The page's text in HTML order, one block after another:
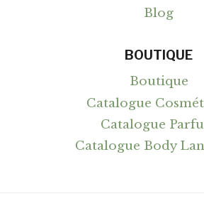
Blog
BOUTIQUE
Boutique
Catalogue
Catalogue
Catalogue Body